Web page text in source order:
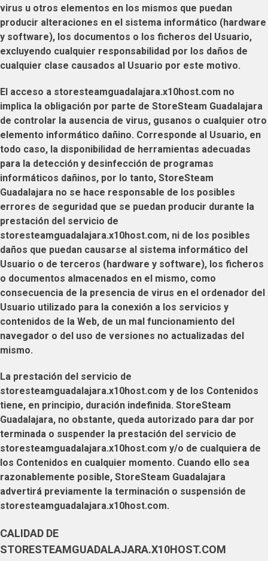
virus u otros elementos en los mismos que puedan
producir alteraciones en el sistema informático (hardware
y software), los documentos o los ficheros del Usuario,
excluyendo cualquier responsabilidad por los daños de
cualquier clase causados al Usuario por este motivo.
El acceso a storesteamguadalajara.x10host.com no
implica la obligación por parte de StoreSteam Guadalajara
de controlar la ausencia de virus, gusanos o cualquier otro
elemento informático dañino. Corresponde al Usuario, en
todo caso, la disponibilidad de herramientas adecuadas
para la detección y desinfección de programas
informáticos dañinos, por lo tanto, StoreSteam
Guadalajara no se hace responsable de los posibles
errores de seguridad que se puedan producir durante la
prestación del servicio de
storesteamguadalajara.x10host.com, ni de los posibles
daños que puedan causarse al sistema informático del
Usuario o de terceros (hardware y software), los ficheros
o documentos almacenados en el mismo, como
consecuencia de la presencia de virus en el ordenador del
Usuario utilizado para la conexión a los servicios y
contenidos de la Web, de un mal funcionamiento del
navegador o del uso de versiones no actualizadas del
mismo.
La prestación del servicio de
storesteamguadalajara.x10host.com y de los Contenidos
tiene, en principio, duración indefinida. StoreSteam
Guadalajara, no obstante, queda autorizado para dar por
terminada o suspender la prestación del servicio de
storesteamguadalajara.x10host.com y/o de cualquiera de
los Contenidos en cualquier momento. Cuando ello sea
razonablemente posible, StoreSteam Guadalajara
advertirá previamente la terminación o suspensión de
storesteamguadalajara.x10host.com.
CALIDAD DE
STORESTEAMGUADALAJARA.X10HOST.COM